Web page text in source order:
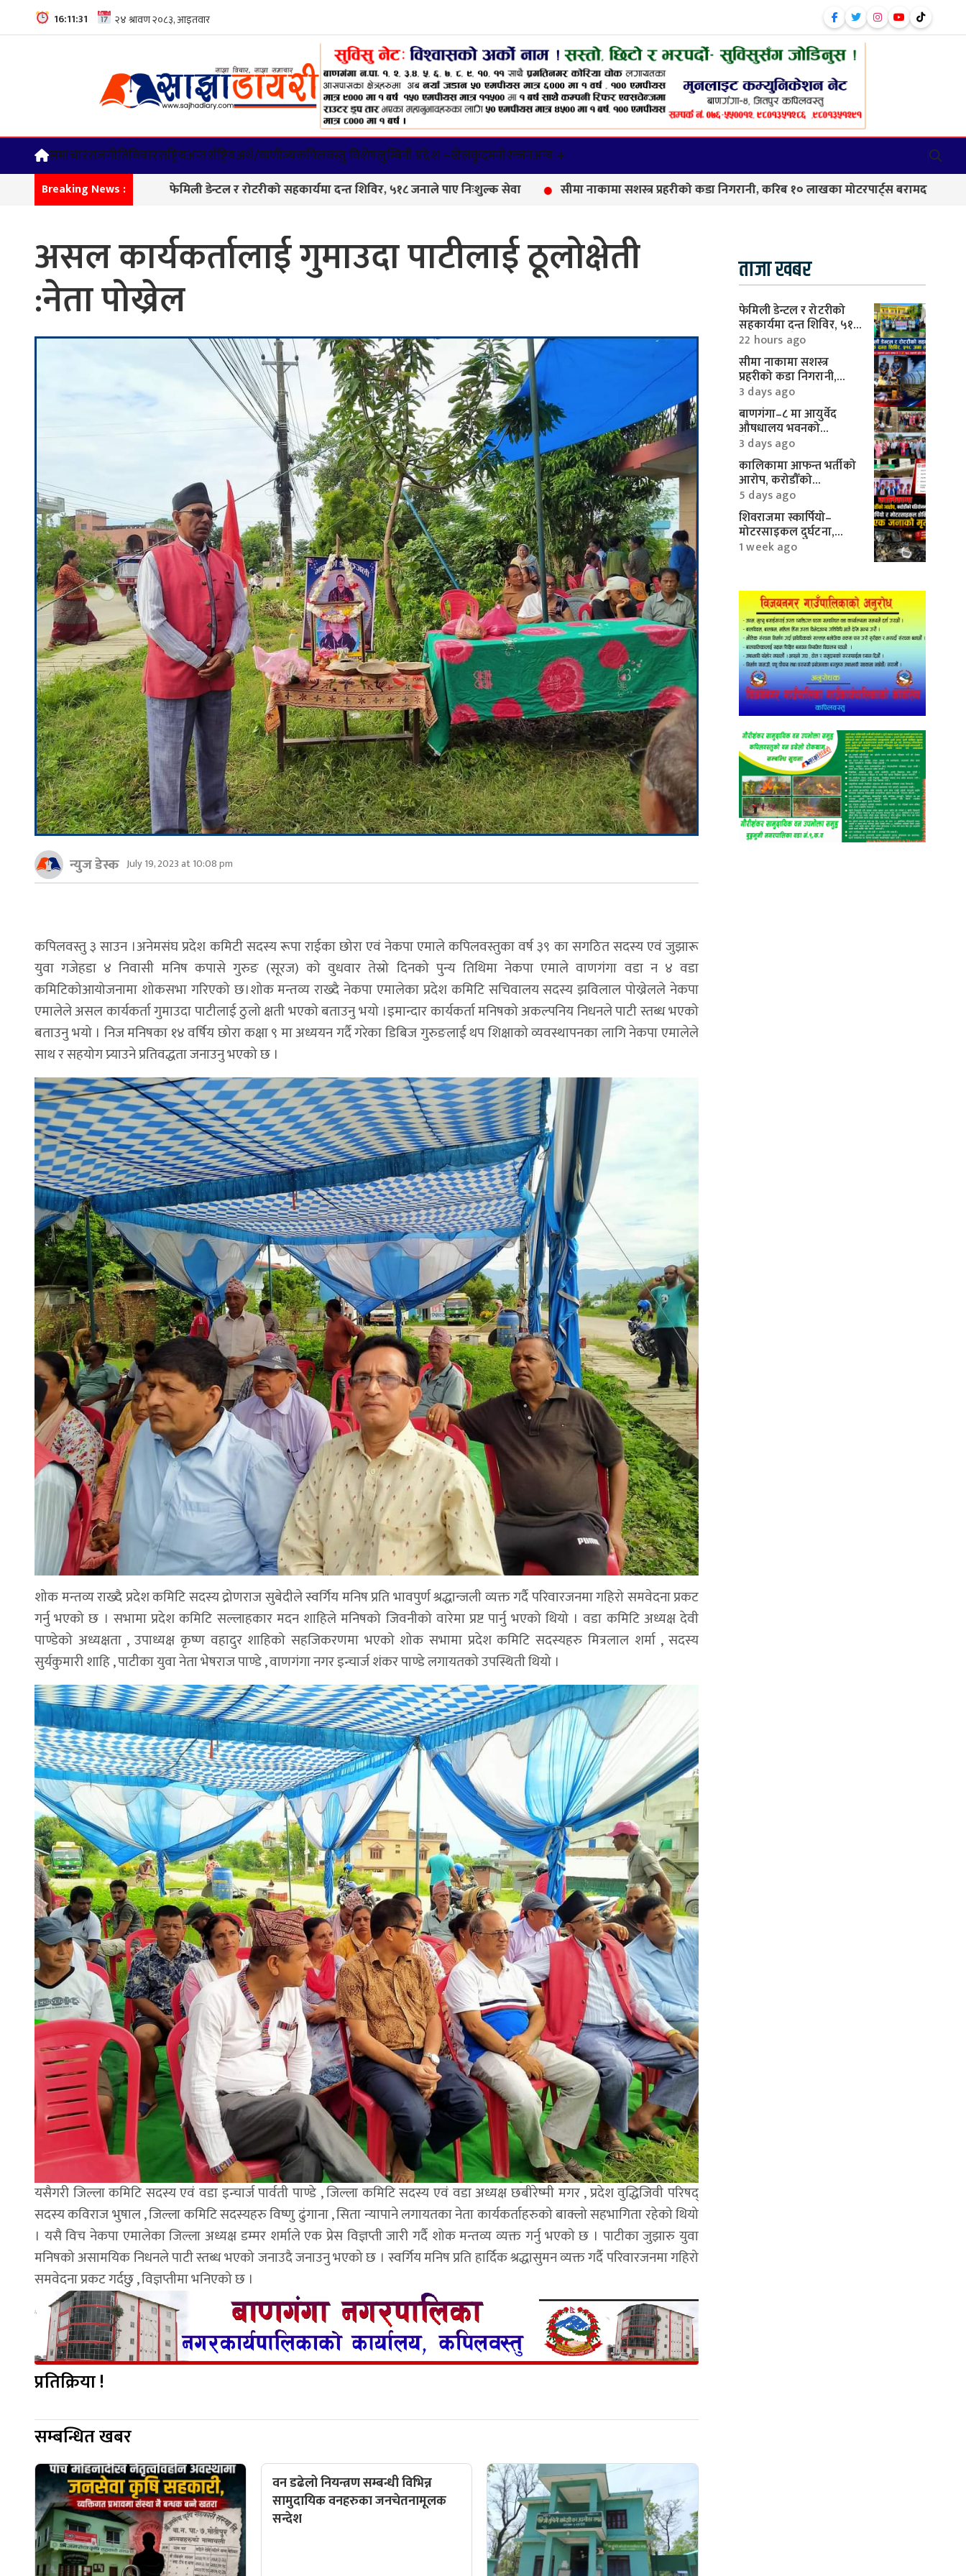
16:11:33
समाचारराजनीतिविचारराष्ट्रियअन्तर्राष्ट्रियअर्थ/वाणीज्यकपिलवस्तु विशेषलुम्बिनी प्रदेश +खेलकुदमनोरन्जनअन्य +
Breaking News :
फेमिली डेन्टल र रोटरीको सहकार्यमा दन्त शिविर, ५१८ जनाले पाए निःशुल्क सेवा सीमा नाकामा सशस्त्र प्रहरीको कडा निगरानी, करिब १० लाखका मोटरपार्ट्स बरामद बाणगंगा–८ मा
असल कार्यकर्तालाई गुमाउदा पाटीलाई ठूलोक्षेती
:नेता पोख्रेल
न्युज डेस्क July 19, 2023 at 10:08 pm
कपिलवस्तु ३ साउन ।अनेमसंघ प्रदेश कमिटी सदस्य रूपा राईका छोरा एवं नेकपा एमाले कपिलवस्तुका वर्ष ३९ का सगठित सदस्य एवं जुझारू
युवा गजेहडा ४ निवासी मनिष कपासे गुरुङ (सूरज) को वुधवार तेस्रो दिनको पुन्य तिथिमा नेकपा एमाले वाणगंगा वडा न ४ वडा
कमिटिकोआयोजनामा शोकसभा गरिएको छ।शोक मन्तव्य राख्दै नेकपा एमालेका प्रदेश कमिटि सचिवालय सदस्य झविलाल पोख्रेलले नेकपा
एमालेले असल कार्यकर्ता गुमाउदा पाटीलाई ठुलो क्षती भएको बताउनु भयो ।इमान्दार कार्यकर्ता मनिषको अकल्पनिय निधनले पाटी स्तब्ध भएको
बताउनु भयो । निज मनिषका १४ वर्षिय छोरा कक्षा ९ मा अध्ययन गर्दै गरेका डिबिज गुरुङलाई थप शिक्षाको व्यवस्थापनका लागि नेकपा एमालेले
साथ र सहयोग प्र्याउने प्रतिवद्धता जनाउनु भएको छ ।
शोक मन्तव्य राख्दै प्रदेश कमिटि सदस्य द्रोणराज सुबेदीले स्वर्गिय मनिष प्रति भावपुर्ण श्रद्धान्जली व्यक्त गर्दै परिवारजनमा गहिरो समवेदना प्रकट
गर्नु भएको छ । सभामा प्रदेश कमिटि सल्लाहकार मदन शाहिले मनिषको जिवनीको वारेमा प्रष्ट पार्नु भएको थियो । वडा कमिटि अध्यक्ष देवी
पाण्डेको अध्यक्षता , उपाध्यक्ष कृष्ण वहादुर शाहिको सहजिकरणमा भएको शोक सभामा प्रदेश कमिटि सदस्यहरु मित्रलाल शर्मा , सदस्य
सुर्यकुमारी शाहि , पाटीका युवा नेता भेषराज पाण्डे , वाणगंगा नगर इन्चार्ज शंकर पाण्डे लगायतको उपस्थिती थियो ।
यसैगरी जिल्ला कमिटि सदस्य एवं वडा इन्चार्ज पार्वती पाण्डे , जिल्ला कमिटि सदस्य एवं वडा अध्यक्ष छबीरेष्मी मगर , प्रदेश वुद्धिजिवी परिषद्
सदस्य कविराज भुषाल , जिल्ला कमिटि सदस्यहरु विष्णु ढुंगाना , सिता न्यापाने लगायतका नेता कार्यकर्ताहरुको बाक्लो सहभागिता रहेको थियो
। यसै विच नेकपा एमालेका जिल्ला अध्यक्ष डम्मर शर्माले एक प्रेस विज्ञप्ती जारी गर्दै शोक मन्तव्य व्यक्त गर्नु भएको छ । पाटीका जुझारु युवा
मनिषको असामयिक निधनले पाटी स्तब्ध भएको जनाउदै जनाउनु भएको छ । स्वर्गिय मनिष प्रति हार्दिक श्रद्धासुमन व्यक्त गर्दै परिवारजनमा गहिरो
समवेदना प्रकट गर्दछु , विज्ञप्तीमा भनिएको छ ।
प्रतिक्रिया !
सम्बन्धित खबर
वन डढेलो नियन्त्रण सम्बन्धी विभिन्न
सामुदायिक वनहरुका जनचेतनामूलक
सन्देश
ताजा खबर
फेमिली डेन्टल र रोटरीको
सहकार्यमा दन्त शिविर, ५१८
जनाले पाए निःशुल्क सेवा
22 hours ago
सीमा नाकामा सशस्त्र
प्रहरीको कडा निगरानी,
करिब १० लाखका
मोटरपार्ट्स बरामद
3 days ago
बाणगंगा–८ मा आयुर्वेद
औषधालय भवनको
शिलान्यास सम्पन्न
3 days ago
कालिकामा आफन्त भर्तीको
आरोप, करोडौँको
परियोजनामाथि गम्भीर प्रश्न
5 days ago
शिवराजमा स्कार्पियो–
मोटरसाइकल दुर्घटना,
एकको मृत्यु
1 week ago